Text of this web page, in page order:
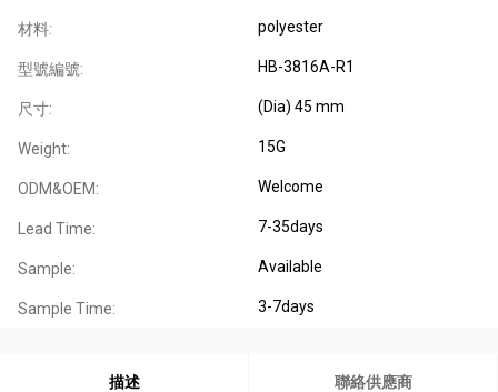
材料: polyester
型號編號: HB-3816A-R1
尺寸: (Dia) 45 mm
Weight: 15G
ODM&OEM: Welcome
Lead Time: 7-35days
Sample: Available
Sample Time: 3-7days
描述 聯絡供應商